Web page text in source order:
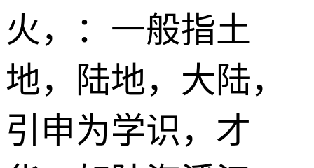
火 ，：一般指土
地，陆地，大陆，
引申为学识，才